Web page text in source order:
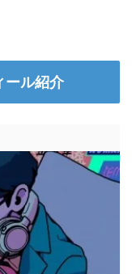
ール紹介